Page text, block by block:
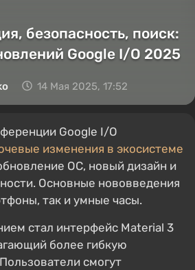
безопасность, поиск:
Google I/O 2025
14 Мая 2025, 17:52
Google I/O
изменения в экосистеме
ОС, новый дизайн и
Основные нововведения
так и умные часы.
стал интерфейс Material 3
более гибкую
смогут